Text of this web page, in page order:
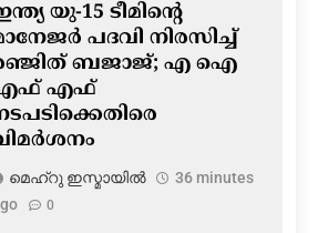
യു-15 ടീമിന്റെ
പദവി നിരസിച്ച്
ബജാജ്; എ ഐ
എഫ്
മെഹ്റു ഇസ്മായില്‍
36 minutes
0